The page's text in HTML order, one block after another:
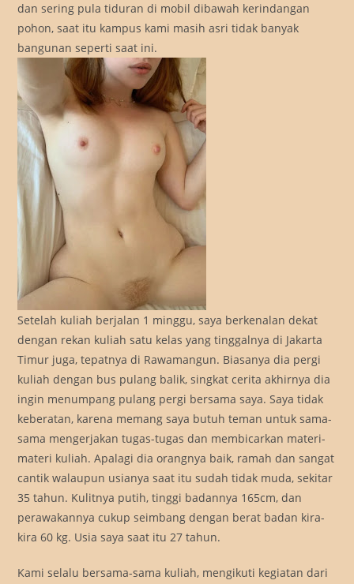
dan sering pula tiduran di mobil dibawah kerindangan
pohon, saat itu kampus kami masih asri tidak banyak
bangunan seperti saat ini.
Setelah kuliah berjalan 1 minggu, saya berkenalan dekat
dengan rekan kuliah satu kelas yang tinggalnya di Jakarta
Timur juga, tepatnya di Rawamangun. Biasanya dia pergi
kuliah dengan bus pulang balik, singkat cerita akhirnya dia
ingin menumpang pulang pergi bersama saya. Saya tidak
keberatan, karena memang saya butuh teman untuk sama-
sama mengerjakan tugas-tugas dan membicarkan materi-
materi kuliah. Apalagi dia orangnya baik, ramah dan sangat
cantik walaupun usianya saat itu sudah tidak muda, sekitar
35 tahun. Kulitnya putih, tinggi badannya 165cm, dan
perawakannya cukup seimbang dengan berat badan kira-
kira 60 kg. Usia saya saat itu 27 tahun.
Kami selalu bersama-sama kuliah, mengikuti kegiatan dari